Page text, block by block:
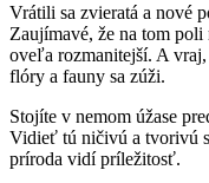
Vrátili sa zvieratá a nové
Zaujímavé, že na tom
oveľa rozmanitejší. A
flóry a fauny sa zúži.
Stojíte v nemom úžase
Vidieť tú ničivú a tvorivú
príroda vidí príležitosť.